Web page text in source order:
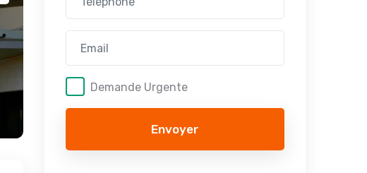
Demande Urgente
Envoyer